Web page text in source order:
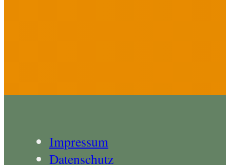
Impressum
Datenschutz